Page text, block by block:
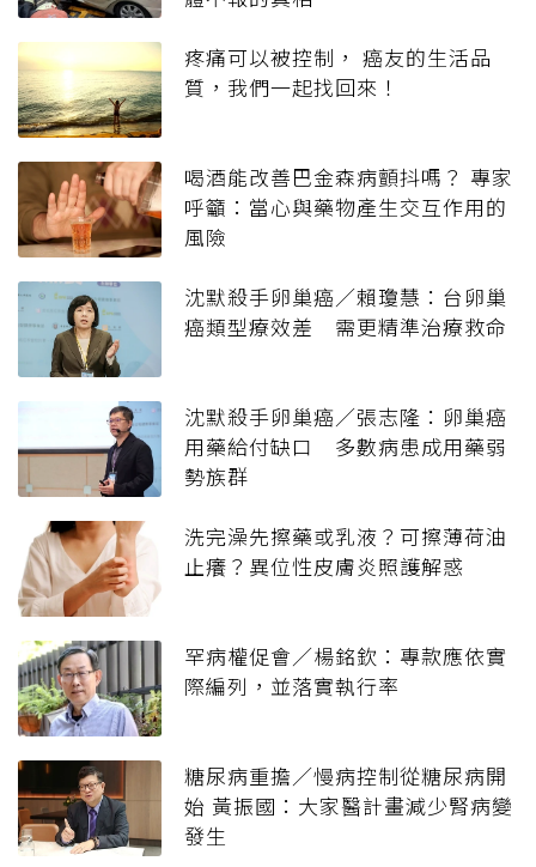
疼痛可以被控制， 癌友的生活品
質，我們一起找回來！
喝酒能改善巴金森病顫抖嗎？ 專家
呼籲：當心與藥物產生交互作用的
風險
沈默殺手卵巢癌／賴瓊慧：台卵巢
癌類型療效差 需更精準治療救命
沈默殺手卵巢癌／張志隆：卵巢癌
用藥給付缺口 多數病患成用藥弱
勢族群
洗完澡先擦藥或乳液？可擦薄荷油
止癢？異位性皮膚炎照護解惑
罕病權促會／楊銘欽：專款應依實
際編列，並落實執行率
糖尿病重擔／慢病控制從糖尿病開
始 黃振國：大家醫計畫減少腎病變
發生